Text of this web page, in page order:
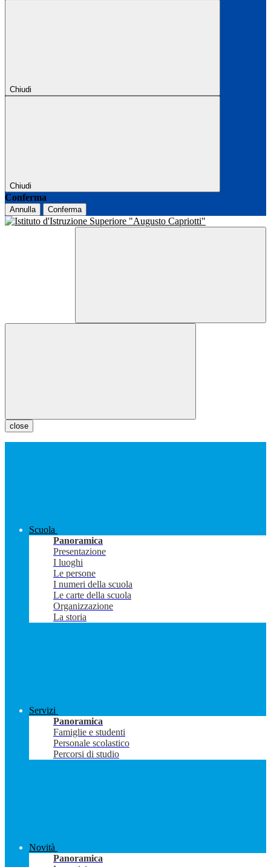
Chiudi
Chiudi
Conferma
Annulla Conferma
close
Scuola
Panoramica
Presentazione
I luoghi
Le persone
I numeri della scuola
Le carte della scuola
Organizzazione
La storia
Servizi
Panoramica
Famiglie e studenti
Personale scolastico
Percorsi di studio
Novità
Panoramica